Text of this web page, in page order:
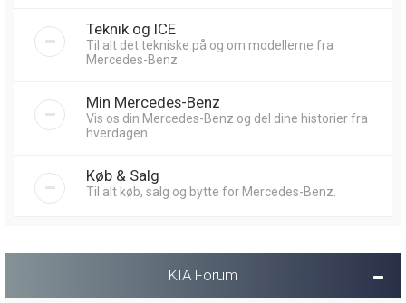
Teknik og ICE
Til alt det tekniske på og om modellerne fra
Mercedes-Benz.
Min Mercedes-Benz
Vis os din Mercedes-Benz og del dine historier fra
hverdagen.
Køb & Salg
Til alt køb, salg og bytte for Mercedes-Benz.
KIA Forum